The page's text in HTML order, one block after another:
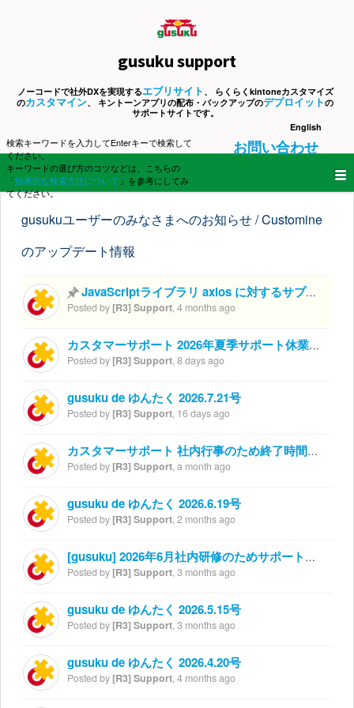
gusuku support
ノーコードで社外DXを実現するエブリサイト 、 らくらくkintoneカスタマイズ
のカスタマイン、 キントーンアプリの配布・バックアップのデプロイットの
サポートサイトです。
English
検索キーワードを入力してEnterキーで検索して
ください。
キーワードの選び方のコツなどは、こちらの
「効果的な検索方法について 」を参考にしてみ
てください。
お問い合わせ
gusukuユーザーのみなさまへのお知らせ / Customine
のアップデート情報
JavaScriptライブラリ axios に対するサプライチェーン攻撃について
Posted by [R3] Support,4 months ago
カスタマーサポート 2026年夏季サポート休業のお知らせ
Posted by [R3] Support,8 days ago
gusuku de ゆんたく 2026.7.21号
Posted by [R3] Support, 16 days ago
カスタマーサポート 社内行事のため終了時間繰り上げのお知らせ
Posted by [R3] Support,a month ago
gusuku de ゆんたく 2026.6.19号
Posted by [R3] Support,2 months ago
[gusuku] 2026年6月社内研修のためサポート休業のお知らせ
Posted by [R3] Support,3 months ago
gusuku de ゆんたく 2026.5.15号
Posted by [R3] Support,3 months ago
gusuku de ゆんたく 2026.4.20号
Posted by [R3] Support,4 months ago